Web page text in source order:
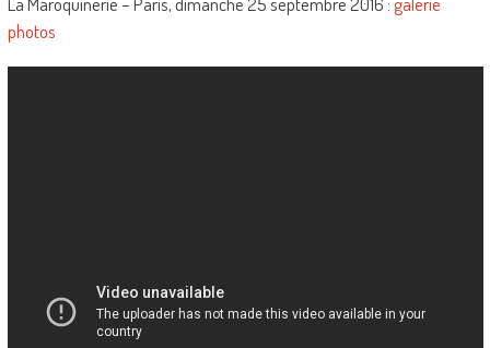
photos